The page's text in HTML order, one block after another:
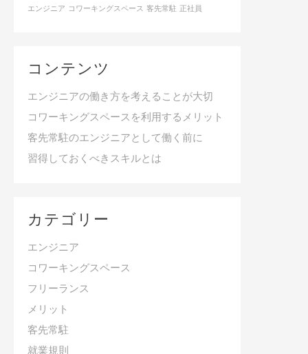
エンジニア コワーキングスペース 客先常駐 正社員
コンテンツ
エンジニアの働き方を考えることが大切
コワーキングスペースを利用するメリット
客先常駐のエンジニアとして働く前に
習得しておくべきスキルとは
カテゴリー
エンジニア
コワーキングスペース
フリーランス
メリット
客先常駐
就業規則